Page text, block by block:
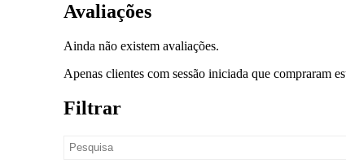
Avaliações
Ainda não existem avaliações.
Apenas clientes com sessão iniciada que compraram
Filtrar